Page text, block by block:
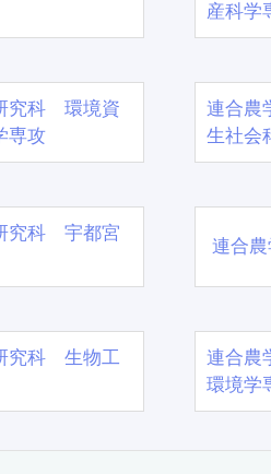
産科学
究科 環境資
専攻
連合農
生社会
究科 宇都宮
連合
究科 生物工
連合農
環境学